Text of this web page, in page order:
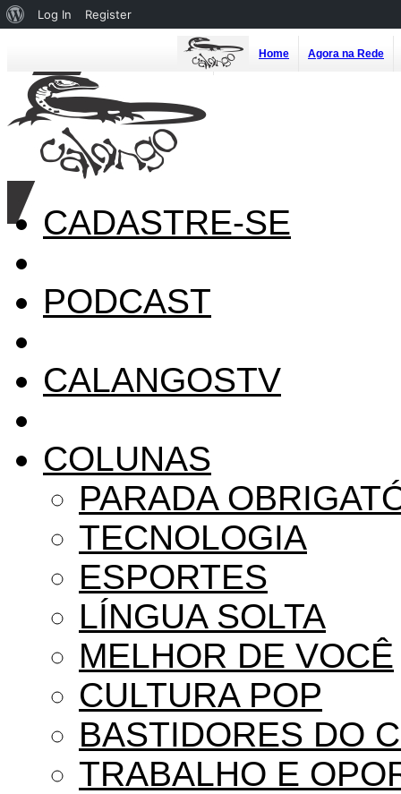
Home Agora na Rede
CADASTRE-SE
PODCAST
CALANGOSTV
COLUNAS
PARADA
TECNOLOGIA
ESPORTES
LÍNGUA SOLTA
MELHOR DE VOCÊ
CULTURA POP
BASTIDORES DO
TRABALHO E
About
Log In Register